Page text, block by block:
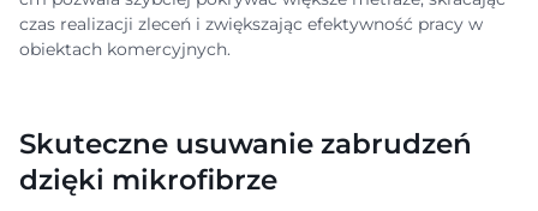
czas realizacji zleceń i zwiększając efektywność pracy w
obiektach komercyjnych.
Skuteczne usuwanie zabrudzeń
dzięki mikrofibrze